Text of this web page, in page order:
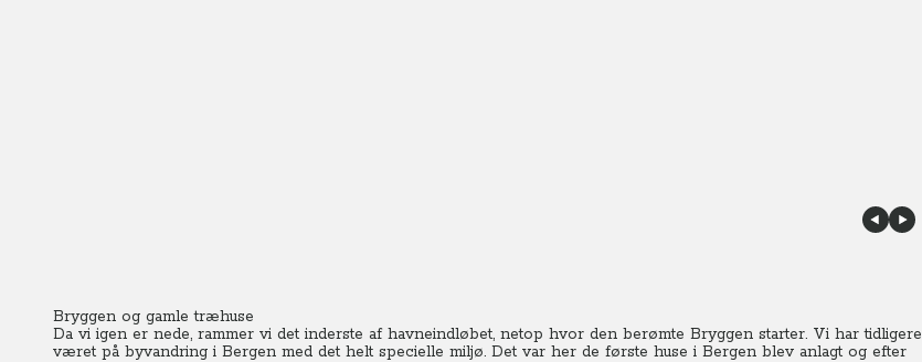
Bryggen og gamle træhuse
Da vi igen er nede, rammer vi det inderste af havneindløbet, netop hvor den berømte Bryggen starter. Vi har tidligere
været på byvandring i Bergen med det helt specielle miljø. Det var her de første huse i Bergen blev anlagt og efter